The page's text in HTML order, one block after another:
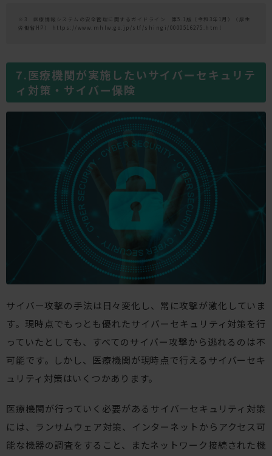
※3 医療情報システムの安全管理に関するガイドライン 第5.1版（令和3年1月）（厚生
労働省HP）
https://www.mhlw.go.jp/stf/shingi/0000516275.html
医療機関が実施したいサイバーセキュリテ
ィ対策・サイバー保険
サイバー攻撃の手法は日々変化し、常に攻撃が激化していま
す。現時点でもっとも優れたサイバーセキュリティ対策を行
っていたとしても、すべてのサイバー攻撃から逃れるのは不
可能です。しかし、医療機関が現時点で行えるサイバーセキ
ュリティ対策はいくつかあります。
医療機関が行っていく必要があるサイバーセキュリティ対策
には、ランサムウェア対策、インターネットからアクセス可
能な機器の調査をすること、またネットワーク接続された機